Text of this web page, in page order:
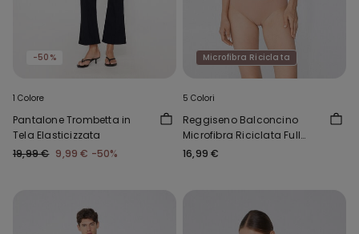
-50%
1 Colore
Pantalone Trombetta in
Tela Elasticizzata
19,99 € 9,99 € -50%
Microfibra Riciclata
5 Colori
Reggiseno Balconcino
Microfibra Riciclata Full
Coverage Prague
16,99 €